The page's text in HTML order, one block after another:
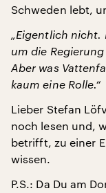
Schweden lebt,
„Eigentlich nicht.
um die
Aber was
kaum eine Rolle.“
Lieber Stefan
noch lesen und,
betrifft, zu einer
wissen.
P.S.: Da Du am